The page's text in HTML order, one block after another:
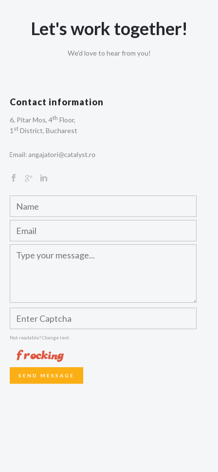
Let's work together!
We'd love to hear from you!
Contact information
6, Pitar Mos, 4th Floor,
1 st District, Bucharest
Not readable? Change text.
SEND MESSAGE